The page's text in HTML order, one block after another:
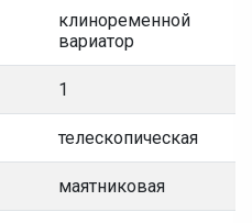
клиноременной
вариатор
1
телескопическая
маятниковая